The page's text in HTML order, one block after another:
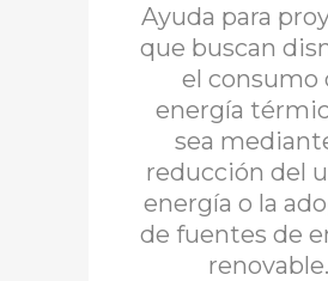
Ayuda para
que buscan
el consumo
energía
sea
reducción del
energía o la
de fuentes de
renovable.